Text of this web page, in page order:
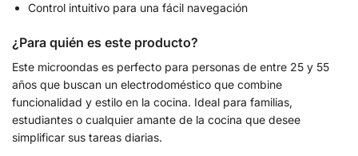
Control intuitivo para una fácil navegación
¿Para quién es este producto?
Este microondas es perfecto para personas de entre 25 y 55
años que buscan un electrodoméstico que combine
funcionalidad y estilo en la cocina. Ideal para familias,
estudiantes o cualquier amante de la cocina que desee
simplificar sus tareas diarias.